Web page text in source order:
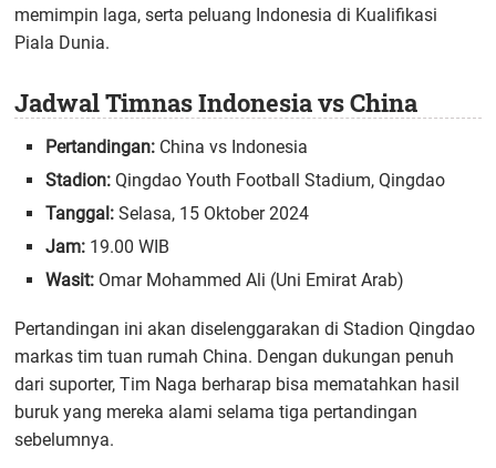
memimpin laga, serta peluang Indonesia di Kualifikasi
Piala Dunia.
Jadwal Timnas Indonesia vs China
Pertandingan: China vs Indonesia
Stadion: Qingdao Youth Football Stadium, Qingdao
Tanggal: Selasa, 15 Oktober 2024
Jam: 19.00 WIB
Wasit: Omar Mohammed Ali (Uni Emirat Arab)
Pertandingan ini akan diselenggarakan di Stadion Qingdao
markas tim tuan rumah China. Dengan dukungan penuh
dari suporter, Tim Naga berharap bisa mematahkan hasil
buruk yang mereka alami selama tiga pertandingan
sebelumnya.